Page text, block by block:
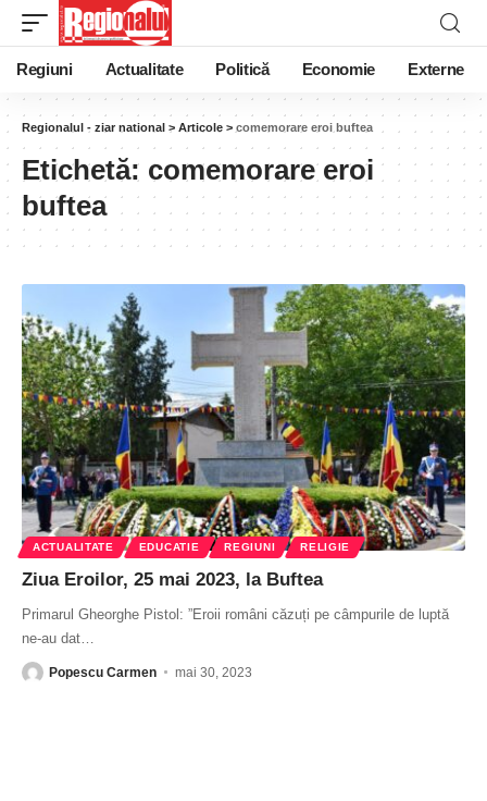
Regiuni Actualitate Politică Economie Externe
Regionalul - ziar national > Articole > comemorare eroi buftea
Etichetă: comemorare eroi
buftea
ACTUALITATE EDUCATIE REGIUNI RELIGIE
Ziua Eroilor, 25 mai 2023, la Buftea
Primarul Gheorghe Pistol: ”Eroii români căzuți pe câmpurile de luptă
ne-au dat
Popescu Carmen mai 30, 2023